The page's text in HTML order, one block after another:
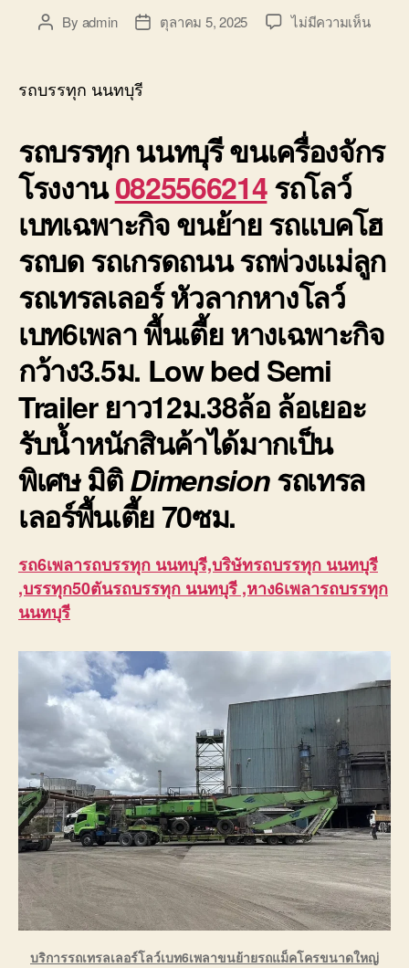
PostBy admin
Postตุลาคม 5, 2025 ไม่มีความเห็นบน
เครื่อ
ราคา
ประกัน
รถบรรทุก นนทบุรี
รถบรรทุก นนทบุรีขนเครื่องจักร
โรงงาน0825566214รถโลว์
เบทเฉพาะกิจ ขนย้าย รถแบคโฮ
รถบด รถเกรดถนน รถพ่วงแม่ลูก
รถเทรลเลอร์ หัวลากหางโลว์
เบท6เพลา พื้นเตี้ย หางเฉพาะกิจ
กว้าง3.5ม. Low bed Semi
Trailer ยาว12ม.38ล้อ ล้อเยอะ
รับน้ำหนักสินค้าได้มากเป็น
พิเศษ มิติDimensionรถเทรล
เลอร์พื้นเตี้ย70ซม.
รถ6เพลารถบรรทุก นนทบุรี,บริษัทรถบรรทุก นนทบุรี
,บรรทุก50ตันรถบรรทุก นนทบุรี ,หาง6เพลารถบรรทุก
นนทบุรี
บริการรถเทรลเลอร์โลว์เบท6เพลาขนย้ายรถแม็คโครขนาดใหญ่